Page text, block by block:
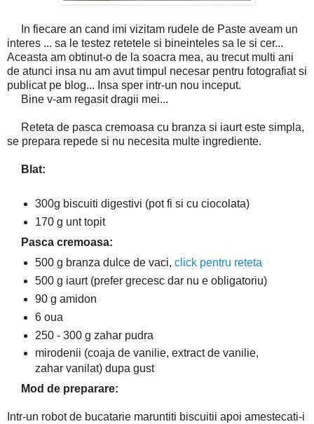
In fiecare an cand imi vizitam rudele de Paste aveam un
interes ... sa le testez retetele si bineinteles sa le si cer...
Aceasta am obtinut-o de la soacra mea, au trecut multi ani
de atunci insa nu am avut timpul necesar pentru fotografiat si
publicat pe blog... Insa sper intr-un nou inceput.
Bine v-am regasit dragii mei...
Reteta de pasca cremoasa cu branza si iaurt este simpla,
se prepara repede si nu necesita multe ingrediente.
Blat:
300g biscuiti digestivi (pot fi si cu ciocolata)
170 g unt topit
Pasca cremoasa:
500 g branza dulce de vaci, click pentru reteta
500 g iaurt (prefer grecesc dar nu e obligatoriu)
90 g amidon
6 oua
250 - 300 g zahar pudra
mirodenii (coaja de vanilie, extract de vanilie,
zahar vanilat) dupa gust
Mod de preparare:
Intr-un robot de bucatarie maruntiti biscuitii apoi amestecati-i